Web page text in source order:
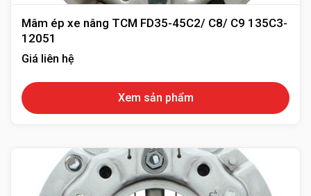
Mâm ép xe nâng TCM FD35-45C2/ C8/ C9 135C3-
12051
Giá liên hệ
Xem sản phẩm